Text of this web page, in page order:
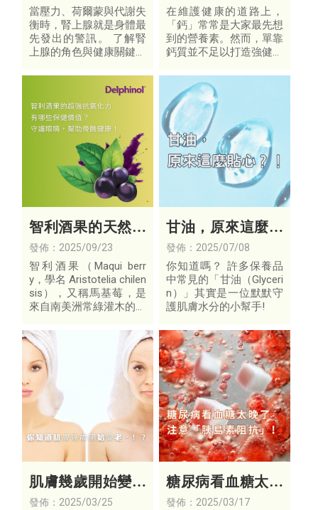
體平衡的關係
當壓力、荷爾蒙與代謝失
衡時，腎上腺就是身體最
先發出的警訊。 了解腎
上腺的角色與健康關鍵，
衡。
血管健康
在維護健康的道路上，
「鈣」常常是大家最先想
到的營養素。然而，單靠
鈣質並不足以打造強健骨
K2才是讓鈣「用在對的
地方」的關鍵角色。
智利酒果的天然守
護力：從視覺到骨
質的貼心照護
發佈：2025/09/23
智利酒果（Maqui berr
y，學名 Aristotelia chilen
sis），又稱馬基莓，是
來自南美洲常綠灌木的珍
植化素如多酚、花青素，
而被譽為新興的超級食
物。
甘油，原來這麼貼
心？！
發佈：2025/07/08
你知道嗎？ 許多保養品
中常見的「甘油（Glyceri
n）」其實是一位默默守
護肌膚水分的小幫手!
肌膚幾歲開始變老
～！？
發佈：2025/03/25
糖尿病看血糖太晚
了 注意「胰島素阻
發佈：2025/03/17